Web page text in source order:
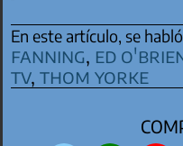
En este artículo, se
fanning, ed
tv,thom yorke